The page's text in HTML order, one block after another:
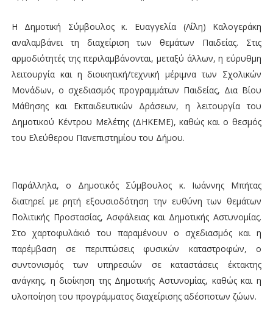
Η Δημοτική Σύμβουλος κ. Ευαγγελία (Λίλη) Καλογεράκη
αναλαμβάνει τη διαχείριση των θεμάτων Παιδείας. Στις
αρμοδιότητές της περιλαμβάνονται, μεταξύ άλλων, η εύρυθμη
λειτουργία και η διοικητική/τεχνική μέριμνα των Σχολικών
Μονάδων, ο σχεδιασμός προγραμμάτων Παιδείας, Δια Βίου
Μάθησης και Εκπαιδευτικών Δράσεων, η λειτουργία του
Δημοτικού Κέντρου Μελέτης (ΔΗΚΕΜΕ), καθώς και ο θεσμός
του Ελεύθερου Πανεπιστημίου του Δήμου.
Παράλληλα, ο Δημοτικός Σύμβουλος κ. Ιωάννης Μπήτας
διατηρεί με ρητή εξουσιοδότηση την ευθύνη των θεμάτων
Πολιτικής Προστασίας, Ασφάλειας και Δημοτικής Αστυνομίας.
Στο χαρτοφυλάκιό του παραμένουν ο σχεδιασμός και η
παρέμβαση σε περιπτώσεις φυσικών καταστροφών, ο
συντονισμός των υπηρεσιών σε καταστάσεις έκτακτης
ανάγκης, η διοίκηση της Δημοτικής Αστυνομίας, καθώς και η
υλοποίηση του προγράμματος διαχείρισης αδέσποτων ζώων.